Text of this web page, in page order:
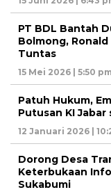
PT BDL Bantah
Bolmong,
Tuntas
15 Mei 2026 | 5:50
Patuh Hukum,
Putusan KI Jabar
12 Januari 2026 |
Dorong Desa
Keterbukaan
Sukabumi